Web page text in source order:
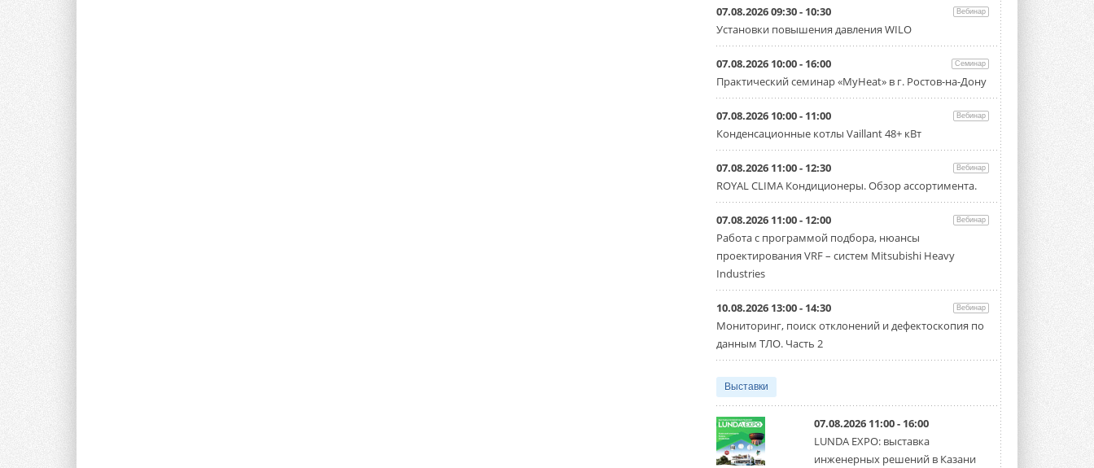
07.08.2026 09:30 - 10:30 Вебинар
Установки повышения давления WILO
07.08.2026 10:00 - 16:00 Семинар
Практический семинар «MyHeat» в г. Ростов-на-Дону
07.08.2026 10:00 - 11:00 Вебинар
Конденсационные котлы Vaillant 48+ кВт
07.08.2026 11:00 - 12:30 Вебинар
ROYAL CLIMA Кондиционеры. Обзор ассортимента.
07.08.2026 11:00 - 12:00 Вебинар
Работа с программой подбора, нюансы
проектирования VRF – систем Mitsubishi Heavy
Industries
10.08.2026 13:00 - 14:30 Вебинар
Мониторинг, поиск отклонений и дефектоскопия по
данным ТЛО. Часть 2
Выставки
07.08.2026 11:00 - 16:00
LUNDA EXPO: выставка
инженерных решений в Казани